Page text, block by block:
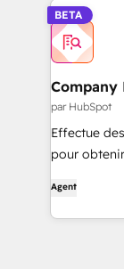
BETA
Company
par HubSpot
Effectue
pour
Agent